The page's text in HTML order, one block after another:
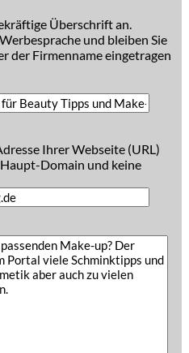
Überschrift an.
und bleiben Sie
der Firmenname eingetragen
Ihrer Webseite (URL)
Domain und keine